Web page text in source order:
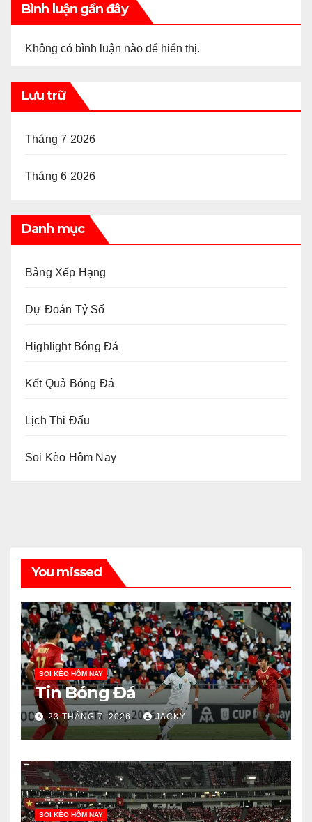
Bình luận gần đây
Không có bình luận nào để hiển thị.
Lưu trữ
Tháng 7 2026
Tháng 6 2026
Danh mục
Bảng Xếp Hạng
Dự Đoán Tỷ Số
Highlight Bóng Đá
Kết Quả Bóng Đá
Lịch Thi Đấu
Soi Kèo Hôm Nay
You missed
SOI KÈO HÔM NAY
Tin Bóng Đá
23 THÁNG 7, 2026 JACKY
SOI KÈO HÔM NAY